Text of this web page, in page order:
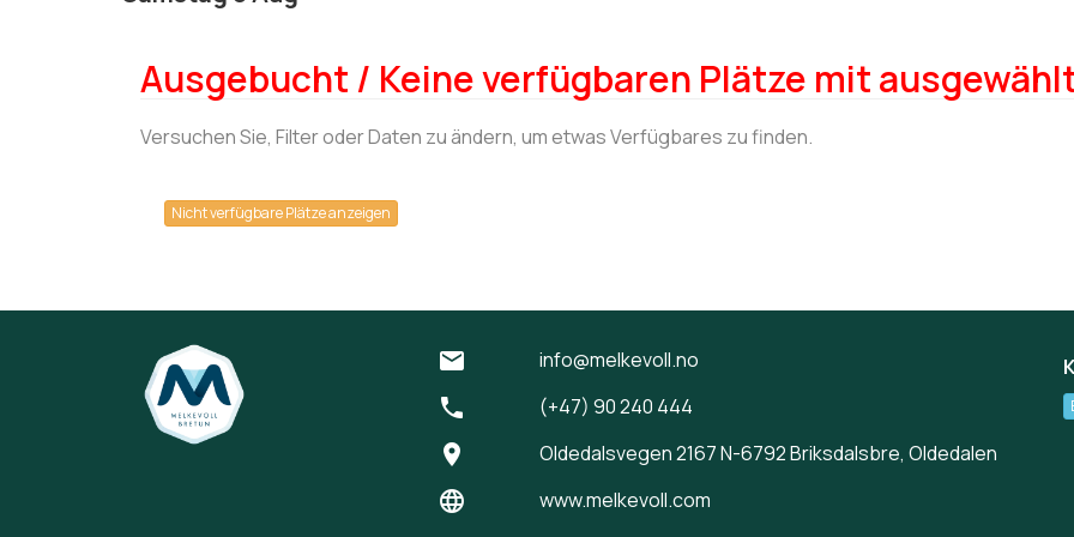
Ausgebucht / Keine verfügbaren Plätze mit
Versuchen Sie, Filter oder Daten zu ändern, um etwas Verfügbares zu finden.
Nicht verfügbare Plätze anzeigen
email info@melkevoll.no
phone (+47) 90 240 444
location_on Oldedalsvegen 2167 N-6792 Briksdalsbre, Oldedalen
language www.melkevoll.com